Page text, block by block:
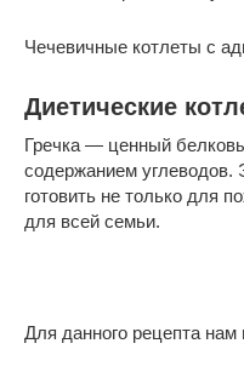
Чечевичные котлеты с
Диетические
Гречка — ценный
содержанием углеводов.
готовить не только для
для всей семьи.
Для данного рецепта нам